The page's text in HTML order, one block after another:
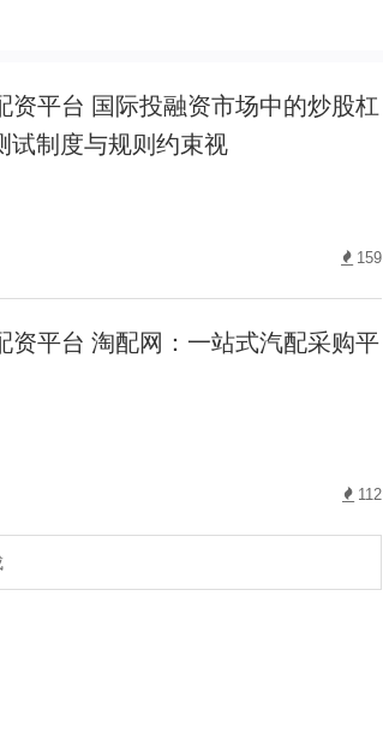
资平台 国际投融资市场中的炒股杠
试制度与规则约束视
159
资平台 淘配网：一站式汽配采购平
112